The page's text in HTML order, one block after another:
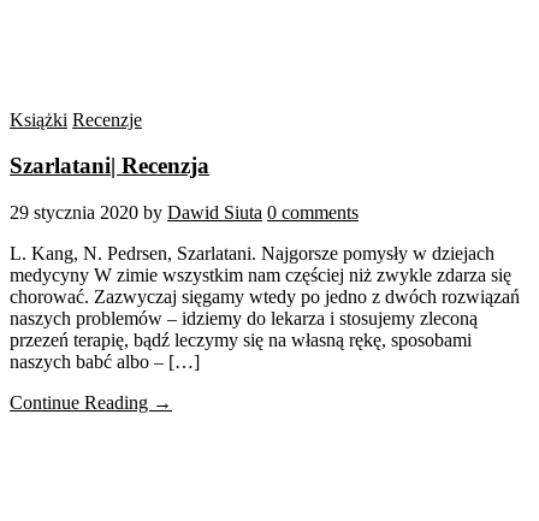
Książki Recenzje
Szarlatani| Recenzja
29 stycznia 2020 by Dawid Siuta 0 comments
L. Kang, N. Pedrsen, Szarlatani. Najgorsze pomysły w dziejach
medycyny W zimie wszystkim nam częściej niż zwykle zdarza się
chorować. Zazwyczaj sięgamy wtedy po jedno z dwóch rozwiązań
naszych problemów – idziemy do lekarza i stosujemy zleconą
przezeń terapię, bądź leczymy się na własną rękę, sposobami
naszych babć albo – […]
Continue Reading →